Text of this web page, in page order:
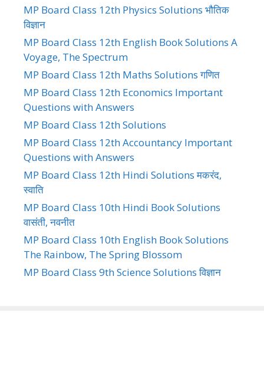
MP Board Class 12th Physics Solutions भौतिक
विज्ञान
MP Board Class 12th English Book Solutions A
Voyage, The Spectrum
MP Board Class 12th Maths Solutions गणित
MP Board Class 12th Economics Important
Questions with Answers
MP Board Class 12th Solutions
MP Board Class 12th Accountancy Important
Questions with Answers
MP Board Class 12th Hindi Solutions मकरंद,
स्वाति
MP Board Class 10th Hindi Book Solutions
वासंती, नवनीत
MP Board Class 10th English Book Solutions
The Rainbow, The Spring Blossom
MP Board Class 9th Science Solutions विज्ञान